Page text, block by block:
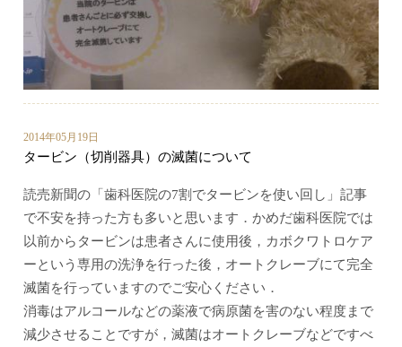
2014年05月19日
タービン（切削器具）の滅菌について
読売新聞の「歯科医院の7割でタービンを使い回し」記事
で不安を持った方も多いと思います．かめだ歯科医院では
以前からタービンは患者さんに使用後，カボクワトロケア
ーという専用の洗浄を行った後，オートクレーブにて完全
滅菌を行っていますのでご安心ください．
消毒はアルコールなどの薬液で病原菌を害のない程度まで
減少させることですが，滅菌はオートクレーブなどですべ